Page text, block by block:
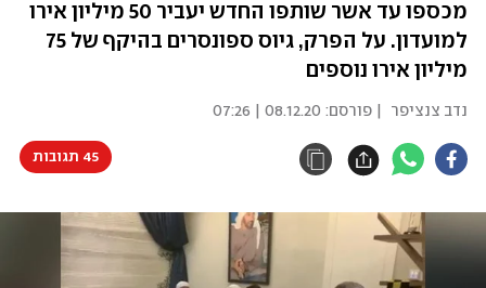
מכספו עד אשר שותפו החדש יעביר 50 מיליון אירו
למועדון. על הפרק, גיוס ספונסרים בהיקף של 75
מיליון אירו נוספים
נדב צנציפר | פורסם: 08.12.20 | 07:26
45 תגובות